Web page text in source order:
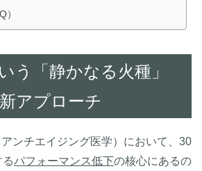
）
う「静かなる火種」
アプローチ
ンチエイジング医学）において、30
パフォーマンス低下の核心にあるの